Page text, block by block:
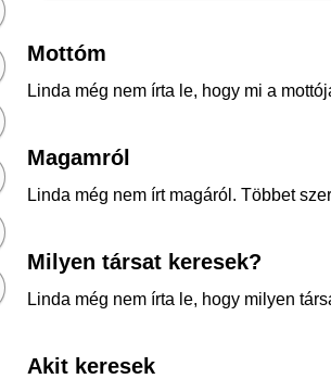
Mottóm
Linda még nem írta le, hogy mi a
Magamról
Linda még nem írt magáról. Többet
Milyen társat keresek?
Linda még nem írta le, hogy milyen
Akit keresek